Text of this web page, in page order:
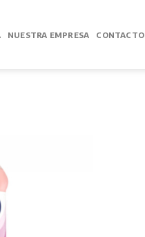
NUESTRA EMPRESA CONTACTO